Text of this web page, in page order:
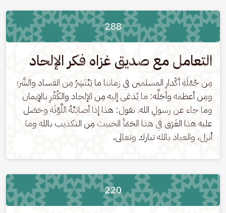
288
التعامل مع صديق غزاه فكر الإلحاد
مِن جُمْلَةِ أكْدارِ المسلمين في زماننا ما يَنْتَشِرُ مِن الفساد والشَّر؛
ومِن أعظمه وأجَلِّه: ما يُدعَى إليه مِن الإلحاد والكُفْرِ بالإيمان
وما جاء عن رسولِ الله. نقول: هذا إذا أصابَتْهُ اللَّوْثَة وحَصَل
عليه هذا الغَرَق في هذا الحَمَأ الخبيث مِن التكذيب بالله وما
أنزل، والعياذ بالله تبارك وتعالى،
220